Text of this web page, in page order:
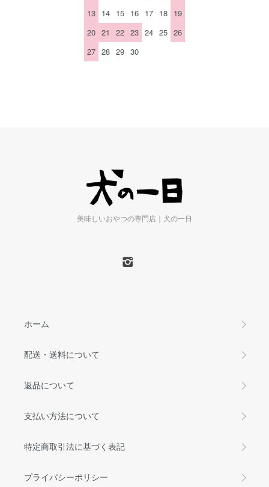
13 14 15 16 17 18 19
20 21 22 23 24 25 26
27 28 29 30
美味しいおやつの専門店｜犬の一日
ホーム
配送・送料について
返品について
支払い方法について
特定商取引法に基づく表記
プライバシーポリシー